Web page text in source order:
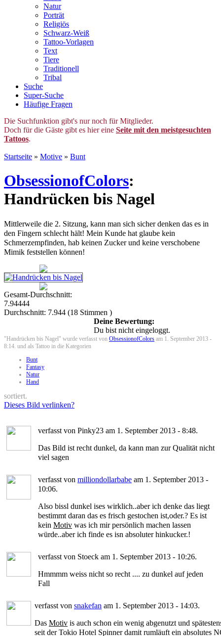
Natur
Porträt
Religiös
Schwarz-Weiß
Tattoo-Vorlagen
Text
Tiere
Traditionell
Tribal
Suche
Super-Suche
Häufige Fragen
Die Suchfunktion gibt's nur noch für Mitglieder.
Doch für die Gäste gibt es hier eine Seite mit den meistgesuchten
Tattoos.
Startseite » Motive » Bunt
ObsessionofColors:
Handrücken bis Nagel
Mittlerweile die 2. Sitzung, kann man sich sicher denken das es in
den Fingern schlecht hält! Mein Kunde hat glaube kein
Schmerzempfinden, hab keinen Zucker und keine verschobene
Mimik feststellen können!
Gesamt-Durchschnitt:
7.94444
Durchschnitt: 7.944 (18 Stimmen )
Deine Bewertung:
Du bist nicht eingeloggt.
"Handrücken bis Nagel" wurde verfasst von ObsessionofColors am 1. September 2013 -
8:14. und als Tattoo in die Kategorien
Bunt
Fantasy
Natur
Hand
sortiert.
Dieses Bild verlinken?
verfasst von Pinky23 am 1. September 2013 - 8:48.
Das Bild ist recht dunkel, da kann man zur Qualität nicht
viel sagen
verfasst von milliondollarbabe am 1. September 2013 -
10:06.
Also bissl dunkel ises wirklich..aber ich denke das liegt
bestimmt daran das es frisch gestochen ist,oder.? Es ist
kein Motiv was ich mir persönlich machen lassen
würde..aber ich finde es isn absoluter hinkucker.!
verfasst von Stoeck am 1. September 2013 - 10:26.
Hmmmm weiss nicht so recht .... zu dunkel auf jeden
Fall
verfasst von snakefan am 1. September 2013 - 14:03.
Das Motiv is auch schon ein wenig abgenutzt und
seit der Tokio Hotel Spinner damit rumläuft ein absolutes